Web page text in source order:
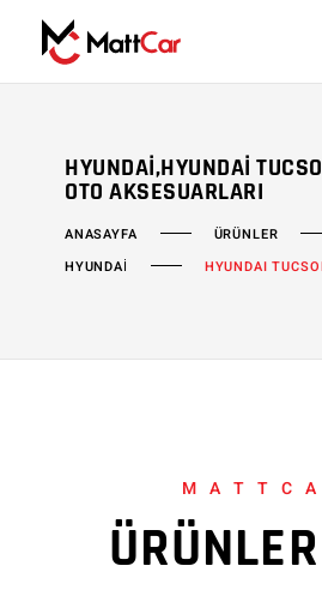
HYUNDAI,HYUNDAI
OTO AKSESUARLARI
ANASAYFA
ÜRÜNLER
HYUNDAİ
HYUNDAI